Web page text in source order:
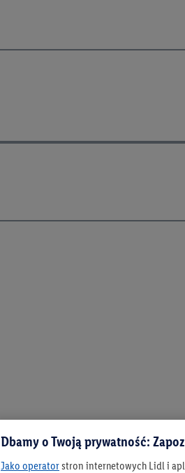
Dbamy o Twoją prywatność:
Jako operatorstron internetowych Lidl i